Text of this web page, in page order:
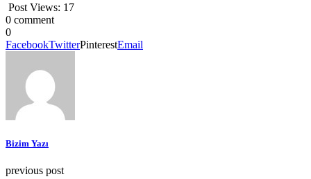
Post Views: 17
0 comment
0
FacebookTwitterPinterestEmail
Bizim Yazı
previous post